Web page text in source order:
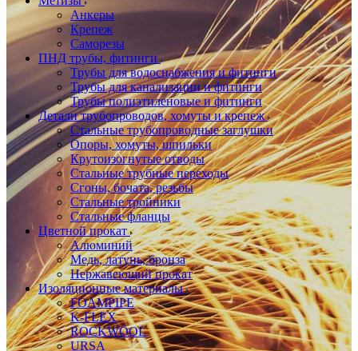
Анкеры
Крепеж
Саморезы
ПНД трубы, фитинги
Трубы для водоснабжения и фитинги
Трубы для канализации и фитинги
Трубы полиэтиленовые и фитинги
Детали трубопроводов, хомуты и крепеж
Стальные трубопроводные заглушки
Опоры, хомуты, шпильки
Крутоизогнутые отводы
Стальные трубные переходы
Сгоны, бочата, резьбы
Стальные тройники
Стальные фланцы
Цветной прокат
Алюминий
Медь, латунь, бронза
Нержавеющий прокат
Изоляционные материалы
FOAMPIPE
K-FLEX
ROCKWOOL
URSA